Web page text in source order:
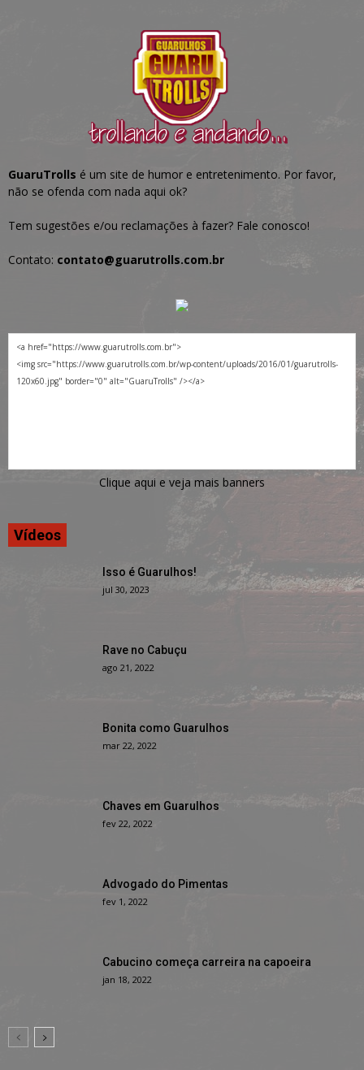
GuaruTrolls é um site de humor e entretenimento. Por favor,
não se ofenda com nada aqui ok?
Tem sugestões e/ou reclamações à fazer? Fale conosco!
Contato: contato@guarutrolls.com.br
Clique aqui e veja mais banners
Vídeos
Isso é Guarulhos!
jul 30, 2023
Rave no Cabuçu
ago 21, 2022
Bonita como Guarulhos
mar 22, 2022
Chaves em Guarulhos
fev 22, 2022
Advogado do Pimentas
fev 1, 2022
Cabucino começa carreira na capoeira
jan 18, 2022